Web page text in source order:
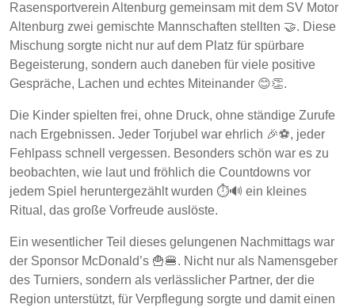
Rasensportverein Altenburg gemeinsam mit dem SV Motor
Altenburg zwei gemischte Mannschaften stellten 🤝. Diese
Mischung sorgte nicht nur auf dem Platz für spürbare
Begeisterung, sondern auch daneben für viele positive
Gespräche, Lachen und echtes Miteinander 😊👏.
Die Kinder spielten frei, ohne Druck, ohne ständige Zurufe
nach Ergebnissen. Jeder Torjubel war ehrlich 🎉⚽, jeder
Fehlpass schnell vergessen. Besonders schön war es zu
beobachten, wie laut und fröhlich die Countdowns vor
jedem Spiel heruntergezählt wurden ⏱️🔊 ein kleines
Ritual, das große Vorfreude auslöste.
Ein wesentlicher Teil dieses gelungenen Nachmittags war
der Sponsor McDonald’s 🍟🍔. Nicht nur als Namensgeber
des Turniers, sondern als verlässlicher Partner, der die
Region unterstützt, für Verpflegung sorgte und damit einen